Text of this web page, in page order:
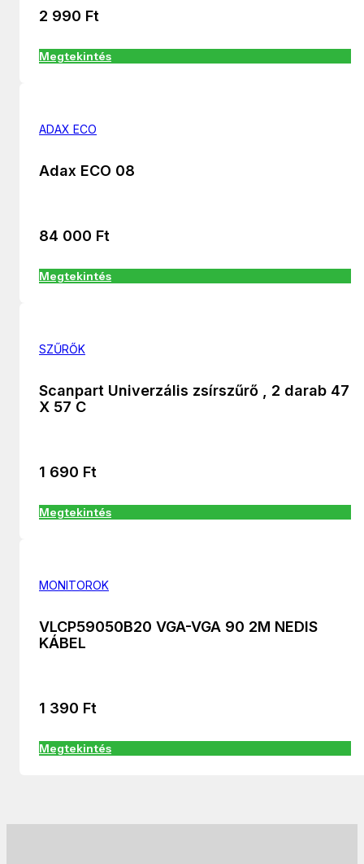
2 990 Ft
Megtekintés
ADAX ECO
Adax ECO 08
84 000 Ft
Megtekintés
SZŰRŐK
Scanpart Univerzális zsírszűrő , 2 darab 47
X 57 C
1 690 Ft
Megtekintés
MONITOROK
VLCP59050B20 VGA-VGA 90 2M NEDIS
KÁBEL
1 390 Ft
Megtekintés